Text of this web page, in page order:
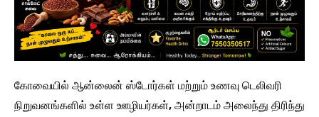
கோவையில் ஆன்லைன் ஸ்டோர்கள் மற்றும் உணவு டெலிவரி
நிறுவனங்களில் உள்ள ஊழியர்கள், அன்றாடம் அலைந்து திரிந்து